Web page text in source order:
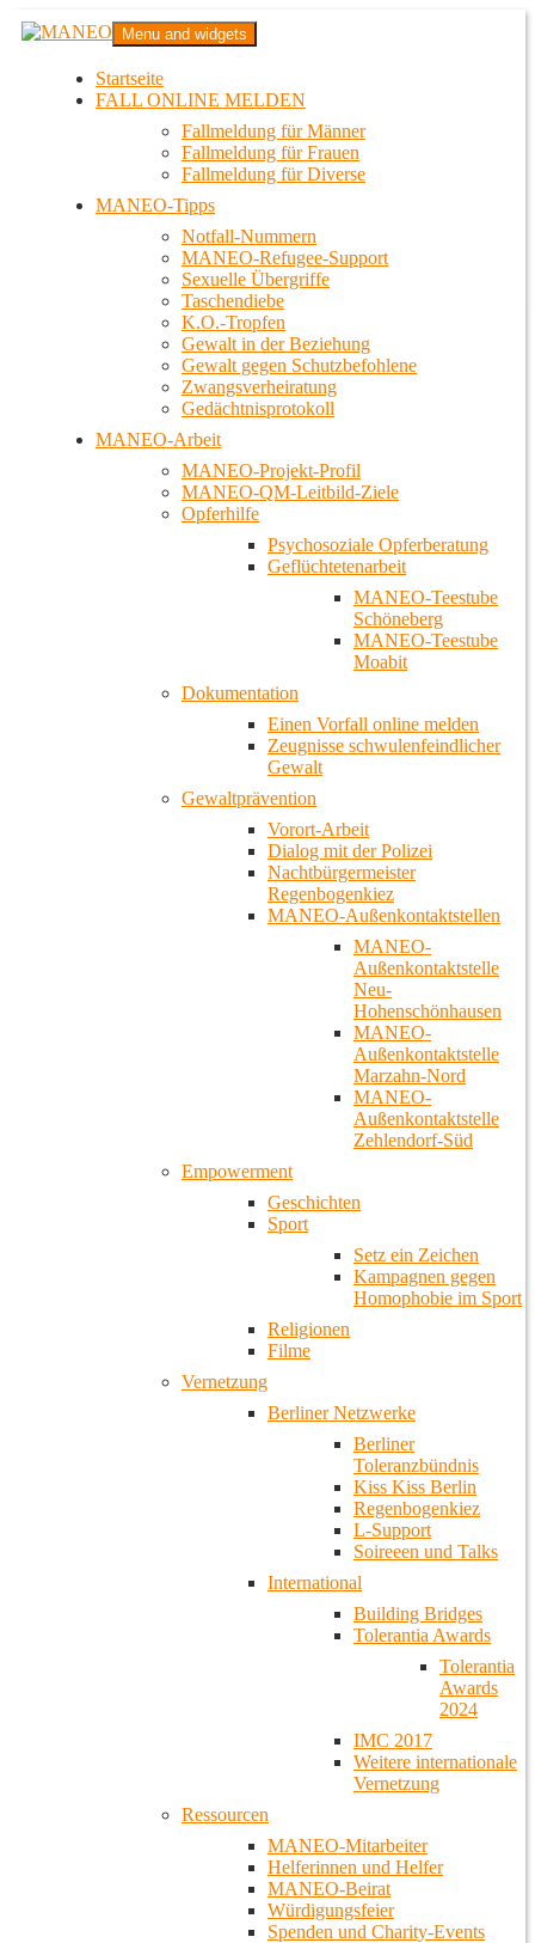
Zum
InhaltMANEO
Das schwule Anti-Gewalt-Projekt in Berlin
Menu and widgets
Startseite
FALL ONLINE MELDEN
Fallmeldung für Männer
Fallmeldung für Frauen
Fallmeldung für Diverse
MANEO-Tipps
Notfall-Nummern
MANEO-Refugee-Support
Sexuelle Übergriffe
Taschendiebe
K.O.-Tropfen
Gewalt in der Beziehung
Gewalt gegen Schutzbefohlene
Zwangsverheiratung
Gedächtnisprotokoll
MANEO-Arbeit
MANEO-Projekt-Profil
MANEO-QM-Leitbild-Ziele
Opferhilfe
Psychosoziale Opferberatung
Geflüchtetenarbeit
MANEO-Teestube
Schöneberg
MANEO-Teestube
Moabit
Dokumentation
Einen Vorfall online melden
Zeugnisse schwulenfeindlicher
Gewalt
Gewaltprävention
Vorort-Arbeit
Dialog mit der Polizei
Nachtbürgermeister
Regenbogenkiez
MANEO-Außenkontaktstellen
MANEO-
Außenkontaktstelle
Neu-
Hohenschönhausen
MANEO-
Außenkontaktstelle
Marzahn-Nord
MANEO-
Außenkontaktstelle
Zehlendorf-Süd
Empowerment
Geschichten
Sport
Setz ein Zeichen
Kampagnen gegen
Homophobie im Sport
Religionen
Filme
Vernetzung
Berliner Netzwerke
Berliner
Toleranzbündnis
Kiss Kiss Berlin
Regenbogenkiez
L-Support
Soireeen und Talks
International
Building Bridges
Tolerantia Awards
Tolerantia
Awards
2024
IMC 2017
Weitere internationale
Vernetzung
Ressourcen
MANEO-Mitarbeiter
Helferinnen und Helfer
MANEO-Beirat
Würdigungsfeier
Spenden und Charity-Events